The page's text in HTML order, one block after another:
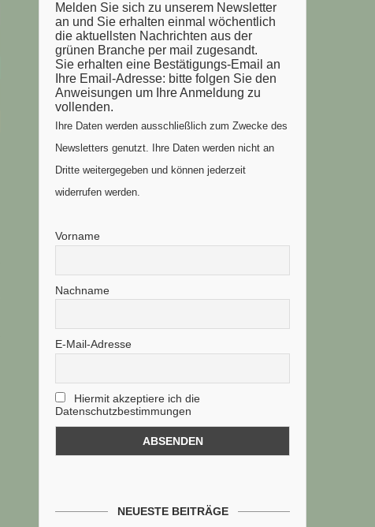
Melden Sie sich zu unserem Newsletter
an und Sie erhalten einmal wöchentlich
die aktuellsten Nachrichten aus der
grünen Branche per mail zugesandt.
Sie erhalten eine Bestätigungs-Email an
Ihre Email-Adresse: bitte folgen Sie den
Anweisungen um Ihre Anmeldung zu
vollenden.
Ihre Daten werden ausschließlich zum Zwecke des
Newsletters genutzt. Ihre Daten werden nicht an
Dritte weitergegeben und können jederzeit
widerrufen werden.
Vorname
Nachname
E-Mail-Adresse
Hiermit akzeptiere ich die
Datenschutzbestimmungen
NEUESTE BEITRÄGE